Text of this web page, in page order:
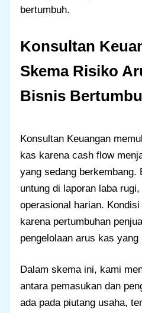
bertumbuh.
Konsultan
Skema Risiko
Bisnis
Konsultan Keuangan
kas karena cash flow
yang sedang
untung di laporan laba
operasional harian.
karena pertumbuhan
pengelolaan arus kas yang
Dalam skema ini, kami
antara pemasukan dan
ada pada piutang usaha,